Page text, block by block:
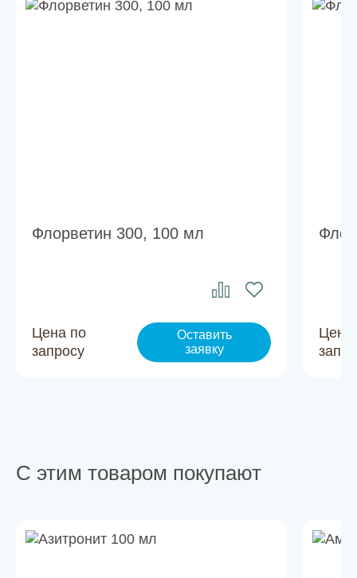
Флорветин 300, 100 мл
Цена по
запросу
Оставить
заявку
Цена
С этим товаром покупают